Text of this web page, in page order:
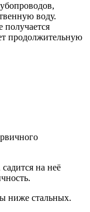
воду.
получается
продолжительную
на неё
ниже стальных.